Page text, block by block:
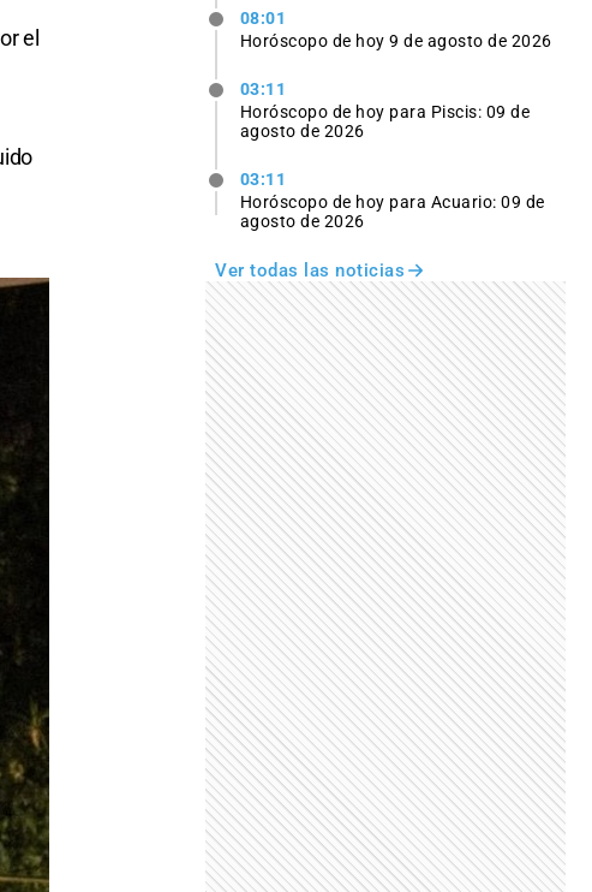
el
08:01
Horóscopo de hoy 9 de agosto de 2026
03:11
Horóscopo de hoy para Piscis: 09 de
agosto de 2026
03:11
Horóscopo de hoy para Acuario: 09 de
agosto de 2026
Ver todas las noticias